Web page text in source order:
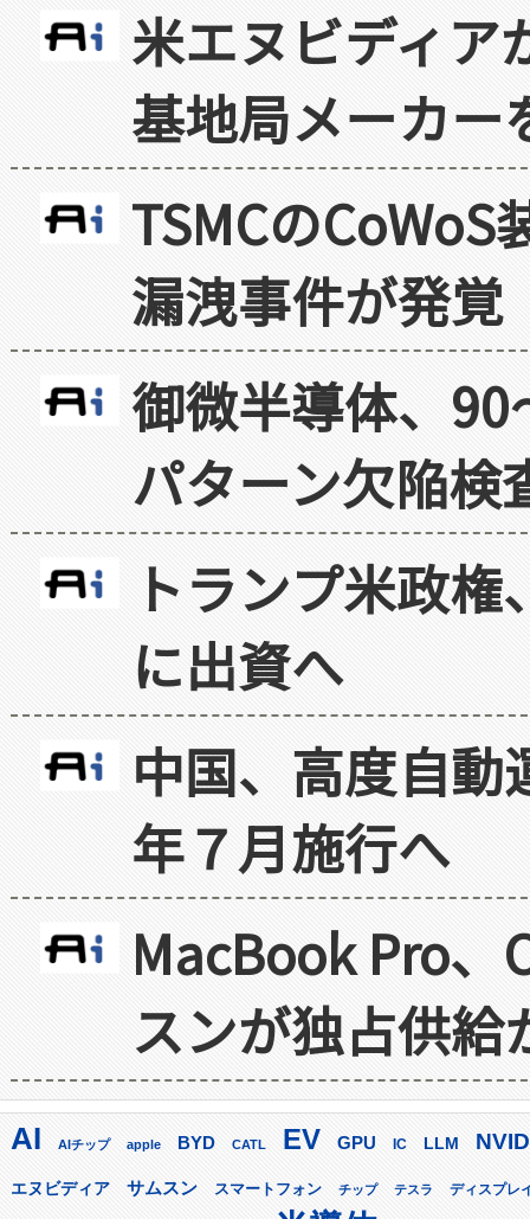
米エヌビディア
基地局メーカー
TSMCの
漏洩事件が発覚
御微半導体、
パターン欠陥検
トランプ米政
に出資へ
中国、高度自
年７月施行へ
MacBook Pro
スンが独占供給
AI AIチップ apple BYD CATL EV GPU IC LLM
エヌビディア サムスン スマートフォン チップ テスラ ディスプレ